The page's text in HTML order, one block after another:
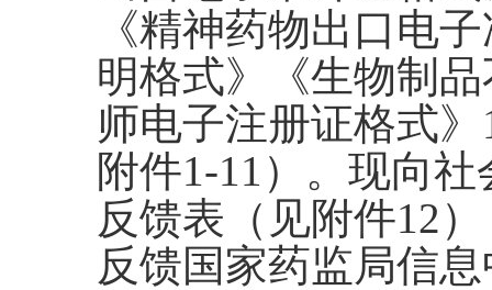
《精神药物出口电
明格式》《生物制
师电子注册证格式
附件1-11）。现向
反馈表（见附件12
反馈国家药监局信